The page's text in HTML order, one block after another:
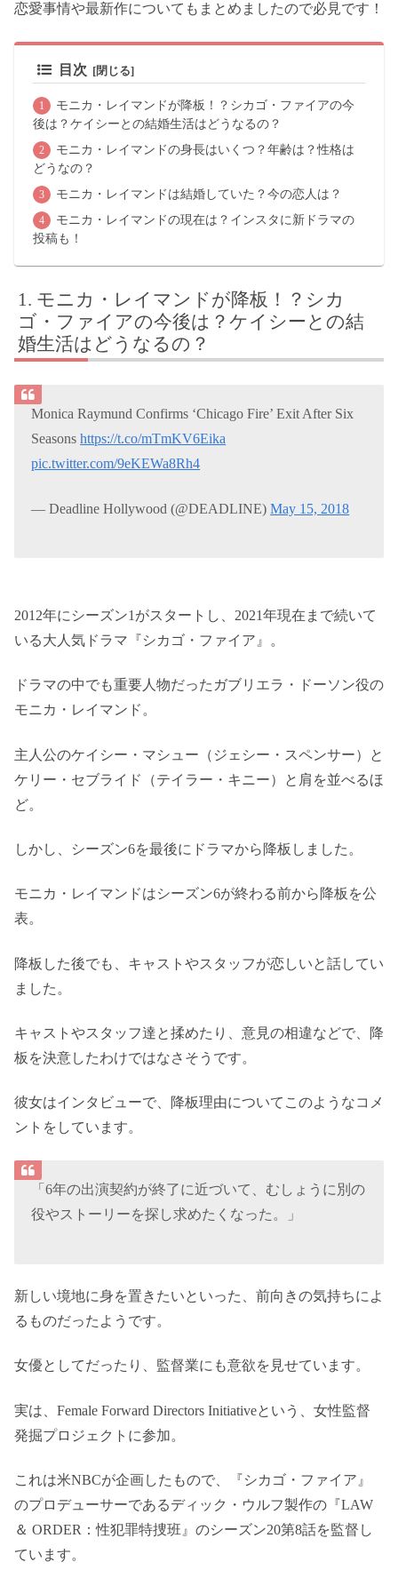
恋愛事情や最新作についてもまとめましたので必見です！
目次
モニカ・レイマンドが降板！？シカゴ・ファイアの今
後は？ケイシーとの結婚生活はどうなるの？
モニカ・レイマンドの身長はいくつ？年齢は？性格は
どうなの？
モニカ・レイマンドは結婚していた？今の恋人は？
モニカ・レイマンドの現在は？インスタに新ドラマの
投稿も！
モニカ・レイマンドが降板！？シカ
ゴ・ファイアの今後は？ケイシーとの結
婚生活はどうなるの？
Monica Raymund Confirms ‘Chicago Fire’ Exit After Six
Seasonshttps://t.co/mTmKV6Eika
pic.twitter.com/9eKEWa8Rh4
— Deadline Hollywood (@DEADLINE)May 15, 2018
2012年にシーズン1がスタートし、2021年現在まで続いて
いる大人気ドラマ『シカゴ・ファイア』。
ドラマの中でも重要人物だったガブリエラ・ドーソン役の
モニカ・レイマンド。
主人公のケイシー・マシュー（ジェシー・スペンサー）と
ケリー・セブライド（テイラー・キニー）と肩を並べるほ
ど。
しかし、シーズン6を最後にドラマから降板しました。
モニカ・レイマンドはシーズン6が終わる前から降板を公
表。
降板した後でも、キャストやスタッフが恋しいと話してい
ました。
キャストやスタッフ達と揉めたり、意見の相違などで、降
板を決意したわけではなさそうです。
彼女はインタビューで、降板理由についてこのようなコメ
ントをしています。
「6年の出演契約が終了に近づいて、むしょうに別の
役やストーリーを探し求めたくなった。」
新しい境地に身を置きたいといった、前向きの気持ちによ
るものだったようです。
女優としてだったり、監督業にも意欲を見せています。
実は、Female Forward Directors Initiativeという、女性監督
発掘プロジェクトに参加。
これは米NBCが企画したもので、『シカゴ・ファイア』
のプロデューサーであるディック・ウルフ製作の『LAW
＆ ORDER：性犯罪特捜班』のシーズン20第8話を監督し
ています。